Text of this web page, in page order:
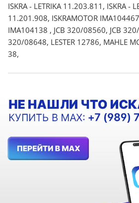
ISKRA - LETRIKA 11.203.811, ISKRA -
11.201.908, ISKRAMOTOR
IMA104138 , JCB 320/08560, JCB
320/08648, LESTER 12786, MAHLE
38,